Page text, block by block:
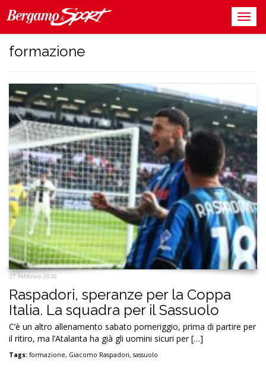
formazione
27 Febbraio 2026
Raspadori, speranze per la Coppa
Italia. La squadra per il Sassuolo
C’è un altro allenamento sabato pomeriggio, prima di partire per
il ritiro, ma l’Atalanta ha già gli uomini sicuri per […]
Tags: formazione, Giacomo Raspadori, sassuolo